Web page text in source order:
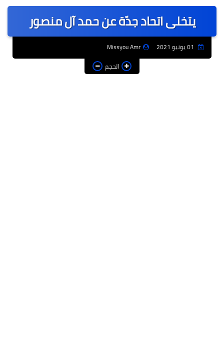
عالمى
حوادث وقضايا
يتخلى اتحاد جدّة عن حمد آل منصور
Missyou Amr
الحجم